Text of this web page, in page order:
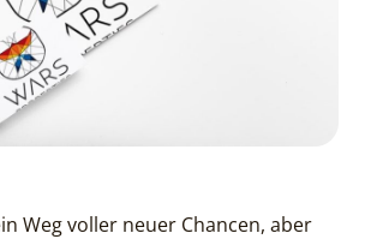
Weg voller neuer Chancen, aber